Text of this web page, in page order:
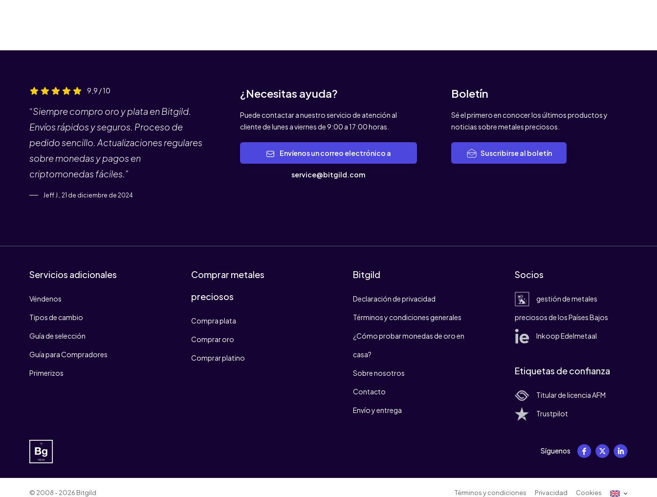
9,9 / 10
“Siempre compro oro y plata en Bitgild.
Envíos rápidos y seguros. Proceso de
pedido sencillo. Actualizaciones regulares
sobre monedas y pagos en
criptomonedas fáciles.”
Jeff J., 21 de diciembre de 2024
¿Necesitas ayuda?
Puede contactar a nuestro servicio de atención al
cliente de lunes a viernes de 9:00 a 17:00 horas.
service@bitgild.com
Boletín
Sé el primero en conocer los últimos productos y
noticias sobre metales preciosos.
Suscribirse al boletín
Servicios adicionales
Véndenos
Tipos de cambio
Guía de selección
Guía para Compradores
Primerizos
Comprar metales
preciosos
Compra plata
Comprar oro
Comprar platino
Bitgild
Declaración de privacidad
Términos y condiciones generales
¿Cómo probar monedas de oro en
casa?
Sobre nosotros
Contacto
Envío y entrega
Socios
gestión de metales
preciosos de los Países Bajos
Inkoop Edelmetaal
Etiquetas de confianza
Titular de licencia AFM
Trustpilot
Síguenos
© 2008 - 2026 Bitgild Términos y condiciones Privacidad Cookies